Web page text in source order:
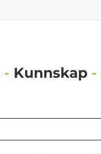
- Kunnskap -